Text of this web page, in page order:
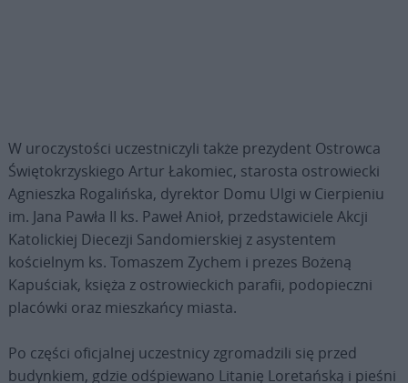
W uroczystości uczestniczyli także prezydent Ostrowca
Świętokrzyskiego Artur Łakomiec, starosta ostrowiecki
Agnieszka Rogalińska, dyrektor Domu Ulgi w Cierpieniu
im. Jana Pawła II ks. Paweł Anioł, przedstawiciele Akcji
Katolickiej Diecezji Sandomierskiej z asystentem
kościelnym ks. Tomaszem Zychem i prezes Bożeną
Kapuściak, księża z ostrowieckich parafii, podopieczni
placówki oraz mieszkańcy miasta.
Po części oficjalnej uczestnicy zgromadzili się przed
budynkiem, gdzie odśpiewano Litanię Loretańską i pieśni